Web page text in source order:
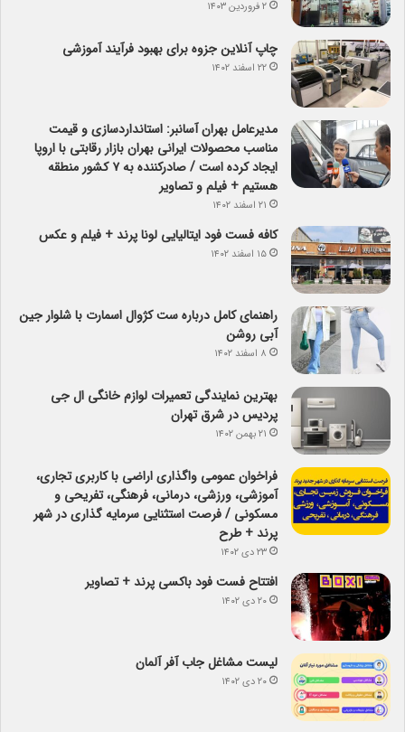
۲ فروردین ۱۴۰۳
چاپ آنلاین جزوه برای بهبود فرآیند آموزشی
۲۲ اسفند ۱۴۰۲
مدیرعامل بهران آسانبر: استانداردسازی و قیمت
مناسب محصولات ایرانی بهران بازار رقابتی با اروپا
ایجاد کرده است / صادرکننده به ۷ کشور منطقه
هستیم + فیلم و تصاویر
۲۱ اسفند ۱۴۰۲
کافه فست فود ایتالیایی لونا پرند + فیلم و عکس
۱۵ اسفند ۱۴۰۲
راهنمای کامل درباره ست کژوال اسمارت با شلوار جین
آبی روشن
۸ اسفند ۱۴۰۲
بهترین نمایندگی تعمیرات لوازم خانگی ال جی
پردیس در شرق تهران
۲۱ بهمن ۱۴۰۲
فراخوان عمومی واگذاری اراضی با کاربری تجاری،
آموزشی، ورزشی، درمانی، فرهنگی، تفریحی و
مسکونی / فرصت استثنایی سرمایه گذاری در شهر
پرند + طرح
۲۳ دی ۱۴۰۲
افتتاح فست فود باکسی پرند + تصاویر
۲۰ دی ۱۴۰۲
لیست مشاغل جاب آفر آلمان
۲۰ دی ۱۴۰۲